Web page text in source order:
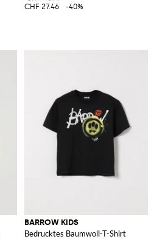
CHF 27.46
-40%
BARROW KIDS
Bedrucktes Baumwoll-T-Shirt